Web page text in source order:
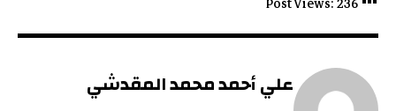
علي أحمد محمد المقدشي